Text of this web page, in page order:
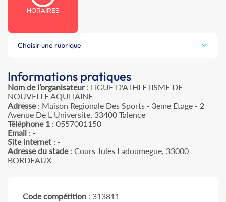
HORAIRES
Choisir une rubrique
Informations pratiques
Nom de l’organisateur: LIGUE D'ATHLETISME DE
NOUVELLE AQUITAINE
Adresse: Maison Regionale Des Sports - 3eme Etage - 2
Avenue De L Universite, 33400 Talence
Téléphone 1 : 0557001150
Email : -
Site internet : -
Adresse du stade: Cours Jules Ladoumegue, 33000
BORDEAUX
Code compétition : 313811